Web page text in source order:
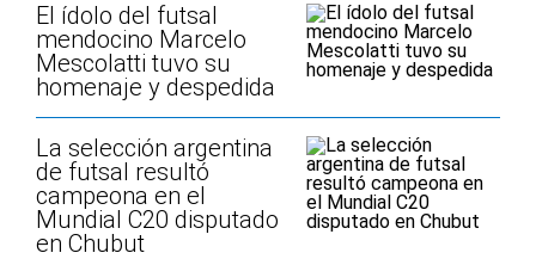
El ídolo del futsal
mendocino Marcelo
Mescolatti tuvo su
homenaje y despedida
La selección argentina
de futsal resultó
campeona en el
Mundial C20 disputado
en Chubut